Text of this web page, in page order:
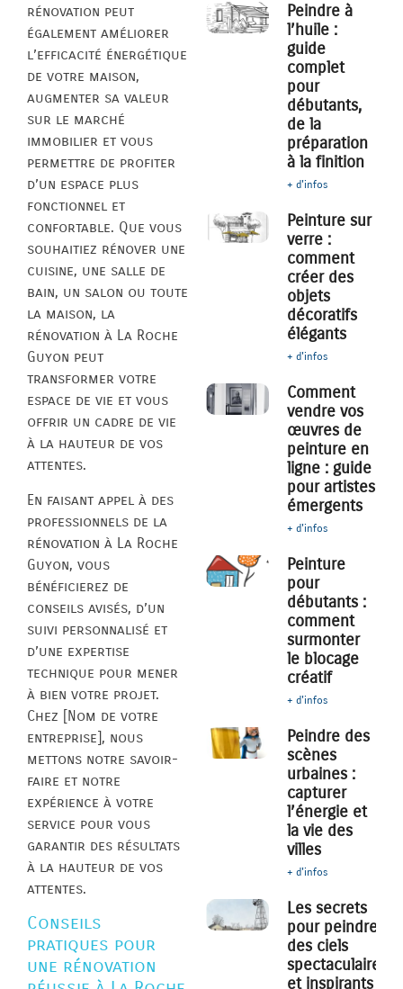
rénovation peut
également améliorer
l’efficacité énergétique
de votre maison,
augmenter sa valeur
sur le marché
immobilier et vous
permettre de profiter
d’un espace plus
fonctionnel et
confortable. Que vous
souhaitiez rénover une
cuisine, une salle de
bain, un salon ou toute
la maison, la
rénovation à La Roche
Guyon peut
transformer votre
espace de vie et vous
offrir un cadre de vie
à la hauteur de vos
attentes.
En faisant appel à des
professionnels de la
rénovation à La Roche
Guyon, vous
bénéficierez de
conseils avisés, d’un
suivi personnalisé et
d’une expertise
technique pour mener
à bien votre projet.
Chez [Nom de votre
entreprise], nous
mettons notre savoir-
faire et notre
expérience à votre
service pour vous
garantir des résultats
à la hauteur de vos
attentes.
Conseils
pratiques pour
une rénovation
Peindre à
l’huile :
guide
complet
pour
débutants,
de la
préparation
à la finition
+ d'infos
Peinture sur
verre :
comment
créer des
objets
décoratifs
élégants
+ d'infos
Comment
vendre vos
œuvres de
peinture en
ligne : guide
pour artistes
émergents
+ d'infos
Peinture
pour
débutants :
comment
surmonter
le blocage
créatif
+ d'infos
Peindre des
scènes
urbaines :
capturer
l’énergie et
la vie des
villes
+ d'infos
Les secrets
pour peindre
des ciels
spectaculaires
et inspirants